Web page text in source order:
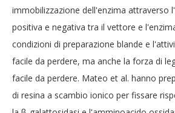
immobilizzazione dell'enzima attraverso
positiva e negativa tra il vettore e
condizioni di preparazione blande e
facile da perdere, ma anche la forza di
facile da perdere. Mateo et al. hanno
di resina a scambio ionico per fissare